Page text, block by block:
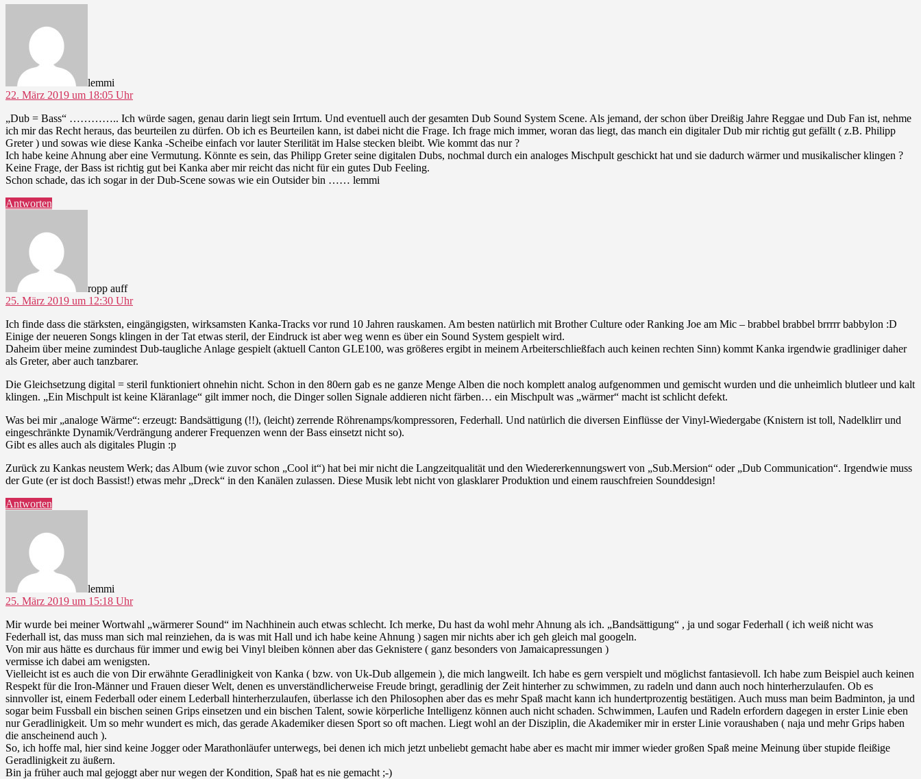
lemmi
22. März 2019 um 18:05 Uhr
„Dub = Bass“ ………….. Ich würde sagen, genau darin liegt sein Irrtum. Und eventuell auch der gesamten Dub Sound System Scene. Als jemand, der schon über Dreißig Jahre Reggae und Dub Fan ist, nehme
ich mir das Recht heraus, das beurteilen zu dürfen. Ob ich es Beurteilen kann, ist dabei nicht die Frage. Ich frage mich immer, woran das liegt, das manch ein digitaler Dub mir richtig gut gefällt ( z.B. Philipp
Greter ) und sowas wie diese Kanka -Scheibe einfach vor lauter Sterilität im Halse stecken bleibt. Wie kommt das nur ?
Ich habe keine Ahnung aber eine Vermutung. Könnte es sein, das Philipp Greter seine digitalen Dubs, nochmal durch ein analoges Mischpult geschickt hat und sie dadurch wärmer und musikalischer klingen ?
Keine Frage, der Bass ist richtig gut bei Kanka aber mir reicht das nicht für ein gutes Dub Feeling.
Schon schade, das ich sogar in der Dub-Scene sowas wie ein Outsider bin …… lemmi
Antworten
ropp auff
25. März 2019 um 12:30 Uhr
Ich finde dass die stärksten, eingängigsten, wirksamsten Kanka-Tracks vor rund 10 Jahren rauskamen. Am besten natürlich mit Brother Culture oder Ranking Joe am Mic – brabbel brabbel brrrrr babbylon :D
Einige der neueren Songs klingen in der Tat etwas steril, der Eindruck ist aber weg wenn es über ein Sound System gespielt wird.
Daheim über meine zumindest Dub-taugliche Anlage gespielt (aktuell Canton GLE100, was größeres ergibt in meinem Arbeiterschließfach auch keinen rechten Sinn) kommt Kanka irgendwie gradliniger daher
als Greter, aber auch tanzbarer.
Die Gleichsetzung digital = steril funktioniert ohnehin nicht. Schon in den 80ern gab es ne ganze Menge Alben die noch komplett analog aufgenommen und gemischt wurden und die unheimlich blutleer und kalt
klingen. „Ein Mischpult ist keine Kläranlage“ gilt immer noch, die Dinger sollen Signale addieren nicht färben… ein Mischpult was „wärmer“ macht ist schlicht defekt.
Was bei mir „analoge Wärme“: erzeugt: Bandsättigung (!!), (leicht) zerrende Röhrenamps/kompressoren, Federhall. Und natürlich die diversen Einflüsse der Vinyl-Wiedergabe (Knistern ist toll, Nadelklirr und
eingeschränkte Dynamik/Verdrängung anderer Frequenzen wenn der Bass einsetzt nicht so).
Gibt es alles auch als digitales Plugin :p
Zurück zu Kankas neustem Werk; das Album (wie zuvor schon „Cool it“) hat bei mir nicht die Langzeitqualität und den Wiedererkennungswert von „Sub.Mersion“ oder „Dub Communication“. Irgendwie muss
der Gute (er ist doch Bassist!) etwas mehr „Dreck“ in den Kanälen zulassen. Diese Musik lebt nicht von glasklarer Produktion und einem rauschfreien Sounddesign!
Antworten
lemmi
25. März 2019 um 15:18 Uhr
Mir wurde bei meiner Wortwahl „wärmerer Sound“ im Nachhinein auch etwas schlecht. Ich merke, Du hast da wohl mehr Ahnung als ich. „Bandsättigung“ , ja und sogar Federhall ( ich weiß nicht was
Federhall ist, das muss man sich mal reinziehen, da is was mit Hall und ich habe keine Ahnung ) sagen mir nichts aber ich geh gleich mal googeln.
Von mir aus hätte es durchaus für immer und ewig bei Vinyl bleiben können aber das Geknistere ( ganz besonders von Jamaicapressungen )
vermisse ich dabei am wenigsten.
Vielleicht ist es auch die von Dir erwähnte Geradlinigkeit von Kanka ( bzw. von Uk-Dub allgemein ), die mich langweilt. Ich habe es gern verspielt und möglichst fantasievoll. Ich habe zum Beispiel auch keinen
Respekt für die Iron-Männer und Frauen dieser Welt, denen es unverständlicherweise Freude bringt, geradlinig der Zeit hinterher zu schwimmen, zu radeln und dann auch noch hinterherzulaufen. Ob es
sinnvoller ist, einem Federball oder einem Lederball hinterherzulaufen, überlasse ich den Philosophen aber das es mehr Spaß macht kann ich hundertprozentig bestätigen. Auch muss man beim Badminton, ja und
sogar beim Fussball ein bischen seinen Grips einsetzen und ein bischen Talent, sowie körperliche Intelligenz können auch nicht schaden. Schwimmen, Laufen und Radeln erfordern dagegen in erster Linie eben
nur Geradlinigkeit. Um so mehr wundert es mich, das gerade Akademiker diesen Sport so oft machen. Liegt wohl an der Disziplin, die Akademiker mir in erster Linie voraushaben ( naja und mehr Grips haben
die anscheinend auch ).
So, ich hoffe mal, hier sind keine Jogger oder Marathonläufer unterwegs, bei denen ich mich jetzt unbeliebt gemacht habe aber es macht mir immer wieder großen Spaß meine Meinung über stupide fleißige
Geradlinigkeit zu äußern.
Bin ja früher auch mal gejoggt aber nur wegen der Kondition, Spaß hat es nie gemacht ;-)